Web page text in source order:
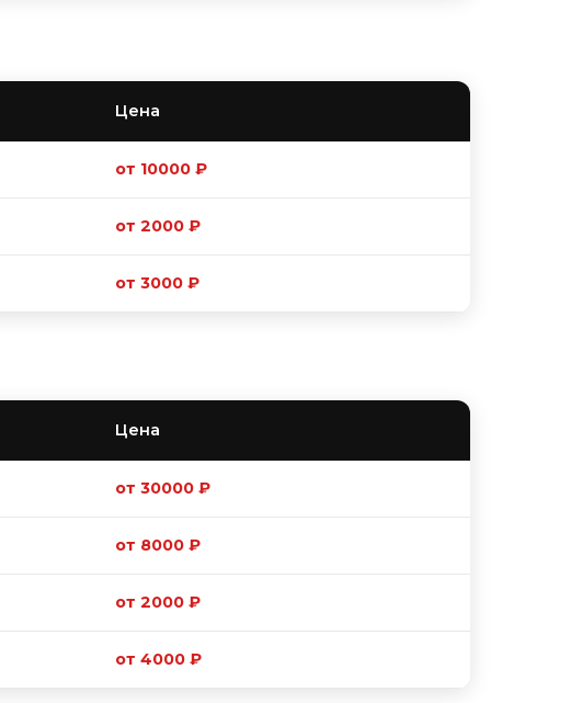
Цена
от 10000 ₽
от 2000 ₽
от 3000 ₽
Цена
от 30000 ₽
от 8000 ₽
от 2000 ₽
от 4000 ₽